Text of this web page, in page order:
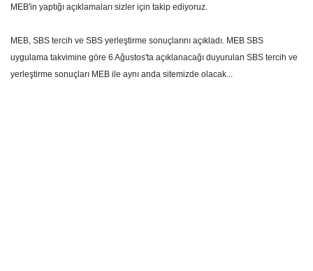
MEB'in yaptığı açıklamaları sizler için takip ediyoruz.
MEB, SBS tercih ve SBS yerleştirme sonuçlarını açıkladı. MEB SBS
uygulama takvimine göre 6 Ağustos'ta açıklanacağı duyurulan SBS tercih ve
yerleştirme sonuçları MEB ile aynı anda sitemizde olacak...